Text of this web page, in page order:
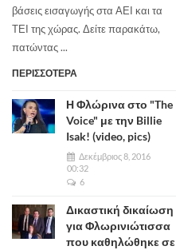
βάσεις εισαγωγής στα ΑΕΙ και τα
ΤΕΙ της χώρας. Δείτε παρακάτω,
πατώντας ...
ΠΕΡΙΣΣΟΤΕΡΑ
Η Φλώρινα στο "The
Voice" με την Billie
Isak! (video, pics)
Δεκέμβριος 8, 2016
00:32
6
Δικαστική δικαίωση
για Φλωρινιώτισσα
που καθηλώθηκε σε